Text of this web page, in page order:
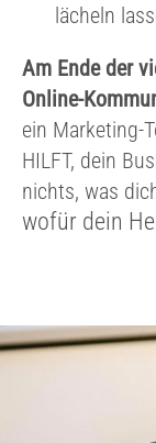
lächeln
Am Ende der
Online-
ein Marketing-
HILFT, dein
nichts, was
wofür dein